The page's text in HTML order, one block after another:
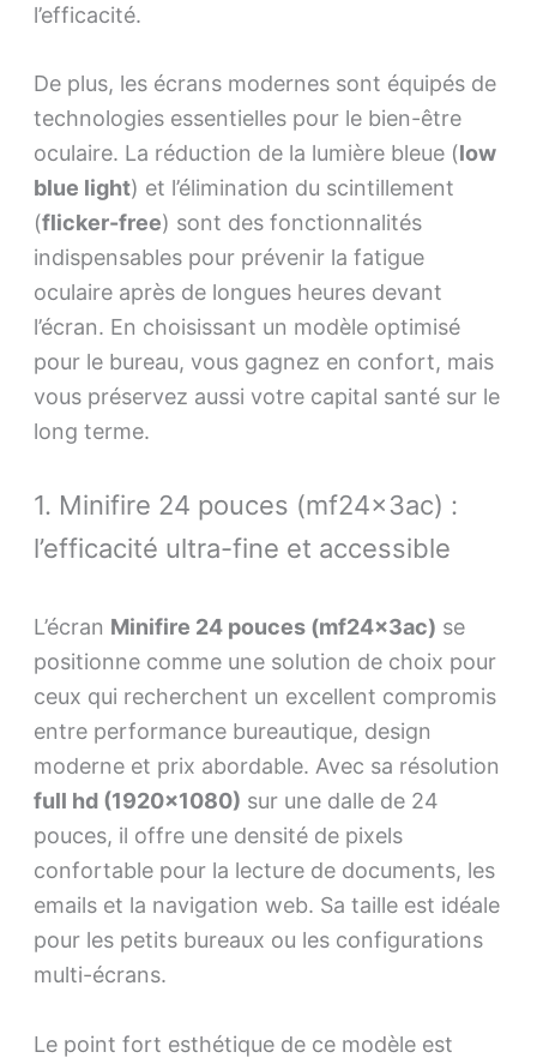
l’efficacité.
De plus, les écrans modernes sont équipés de
technologies essentielles pour le bien-être
oculaire. La réduction de la lumière bleue (low
blue light) et l’élimination du scintillement
(flicker-free) sont des fonctionnalités
indispensables pour prévenir la fatigue
oculaire après de longues heures devant
l’écran. En choisissant un modèle optimisé
pour le bureau, vous gagnez en confort, mais
vous préservez aussi votre capital santé sur le
long terme.
1. Minifire 24 pouces (mf24x3ac) :
l’efficacité ultra-fine et accessible
L’écran Minifire 24 pouces (mf24x3ac) se
positionne comme une solution de choix pour
ceux qui recherchent un excellent compromis
entre performance bureautique, design
moderne et prix abordable. Avec sa résolution
full hd (1920×1080) sur une dalle de 24
pouces, il offre une densité de pixels
confortable pour la lecture de documents, les
emails et la navigation web. Sa taille est idéale
pour les petits bureaux ou les configurations
multi-écrans.
Le point fort esthétique de ce modèle est